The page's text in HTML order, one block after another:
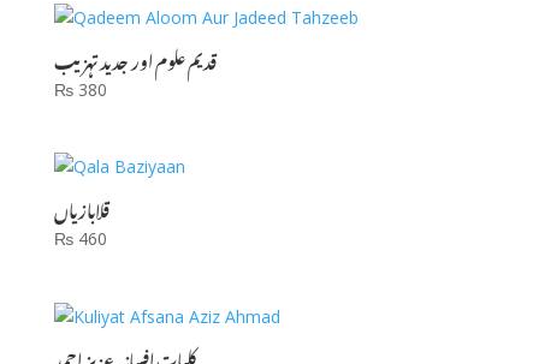
قدیم علوم اور جدید تہزیب
₨380
قلابازیاں
₨460